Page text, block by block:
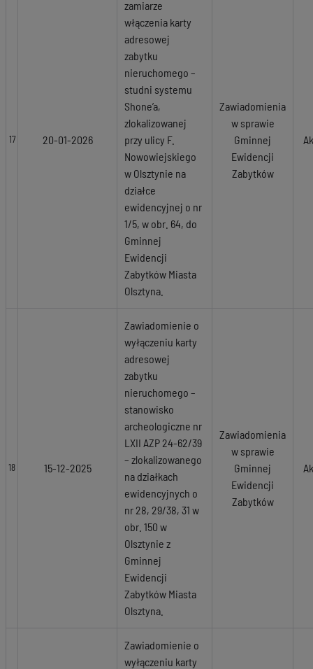
17 20-01-2026
zamiarze
włączenia karty
adresowej
zabytku
nieruchomego –
studni systemu
Shone’a,
zlokalizowanej
przy ulicy F.
Nowowiejskiego
w Olsztynie na
działce
ewidencyjnej o nr
1/5, w obr. 64, do
Gminnej
Ewidencji
Zabytków Miasta
Olsztyna.
Zawiadomienia
w sprawie
Gminnej
Ewidencji
Zabytków
18 15-12-2025
Zawiadomienie o
wyłączeniu karty
adresowej
zabytku
nieruchomego –
stanowisko
archeologiczne nr
LXII AZP 24-62/39
– zlokalizowanego
na działkach
ewidencyjnych o
nr 28, 29/38, 31 w
obr. 150 w
Olsztynie z
Gminnej
Ewidencji
Zabytków Miasta
Olsztyna.
Zawiadomienia
w sprawie
Gminnej
Ewidencji
Zabytków
Zawiadomienie o
wyłączeniu karty